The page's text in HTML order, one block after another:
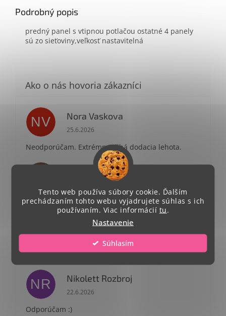
Tento web používa súbory cookie. Ďalším
prechádzaním tohto webu vyjadrujete súhlas s ich
používaním. Viac informácií tu.
Nastavenie
Súhlasím
Podrobný popis
predný panel s vtipnou potlačou ostatné 4 panely
sú zo sieťoviny,veľkosť nastavitelná
NV Nora Vaskova
Hodnotenie obchodu je 1 z 5 hviezdičiek.
25.6.2026
Neodporúčam. Extrémne dlhá dodacia lehota.
Terézia Doričová
Hodnotenie obchodu je 5 z 5 hviezdičiek.
Patricia Podhorekova
Hodnotenie obchodu je 5 z 5 hviezdičiek.
23.6.2026
Odporúčam rýchle doručenie a krásny
dizajn.Odporúčam
NR Nikolett Rozbroj
Hodnotenie obchodu je 5 z 5 hviezdičiek.
22.6.2026
Odporúčam :)